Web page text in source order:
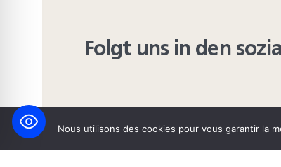
Folgt uns in den
FACEBOOK BLUESKY
Nous utilisons des cookies pour vous garantir la